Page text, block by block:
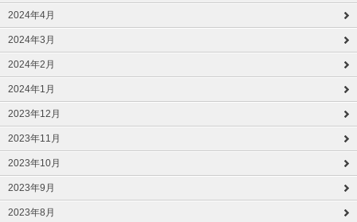
2024年4月
2024年3月
2024年2月
2024年1月
2023年12月
2023年11月
2023年10月
2023年9月
2023年8月